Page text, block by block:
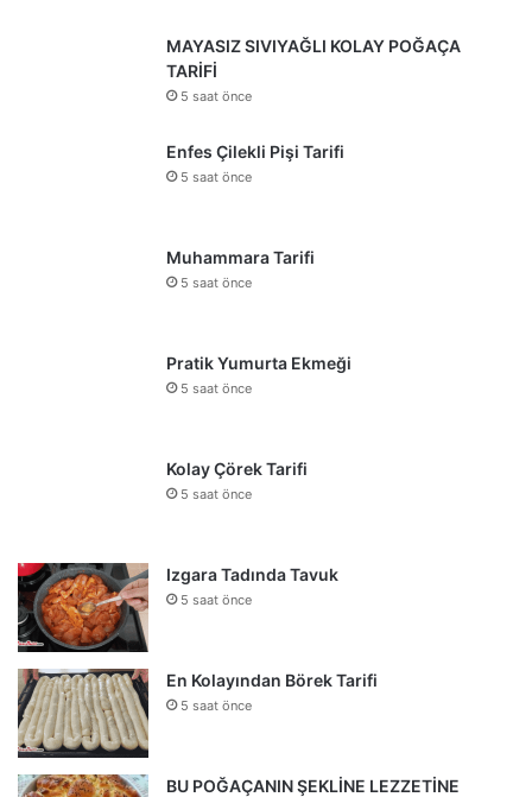
MAYASIZ SIVIYAĞLI KOLAY POĞAÇA
TARİFİ
5 saat önce
Enfes Çilekli Pişi Tarifi
5 saat önce
Muhammara Tarifi
5 saat önce
Pratik Yumurta Ekmeği
5 saat önce
Kolay Çörek Tarifi
5 saat önce
Izgara Tadında Tavuk
5 saat önce
En Kolayından Börek Tarifi
5 saat önce
BU POĞAÇANIN ŞEKLİNE LEZZETİNE